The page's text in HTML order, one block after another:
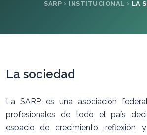
SARP INSTITUCIONAL LA
La sociedad
La SARP es una asociación
profesionales de todo el país
espacio de crecimiento, reflexión